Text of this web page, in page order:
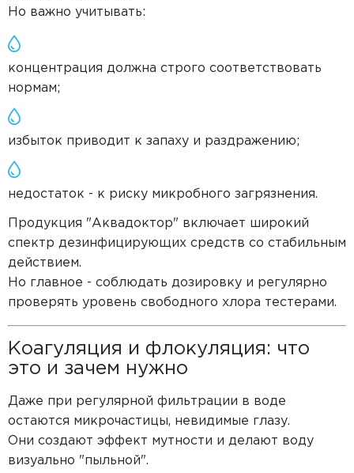
Но важно учитывать:
концентрация должна строго соответствовать
нормам;
избыток приводит к запаху и раздражению;
недостаток - к риску микробного загрязнения.
Продукция "Аквадоктор" включает широкий
спектр дезинфицирующих средств со стабильным
действием.
Но главное - соблюдать дозировку и регулярно
проверять уровень свободного хлора тестерами.
Коагуляция и флокуляция: что
это и зачем нужно
Даже при регулярной фильтрации в воде
остаются микрочастицы, невидимые глазу.
Они создают эффект мутности и делают воду
визуально "пыльной".